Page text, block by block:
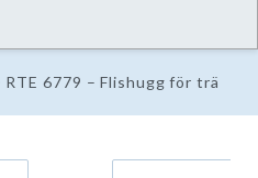
RTE 6779 – Flishugg för trä